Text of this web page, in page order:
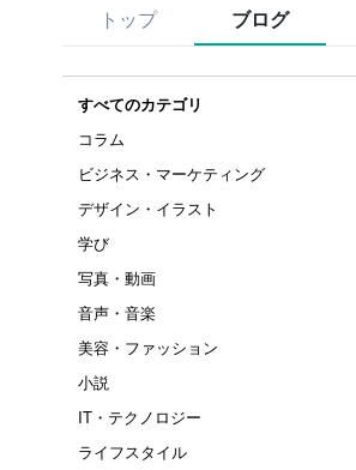
トップ ブログ
すべてのカテゴリ
コラム
ビジネス・マーケティング
デザイン・イラスト
学び
写真・動画
音声・音楽
美容・ファッション
小説
IT・テクノロジー
ライフスタイル